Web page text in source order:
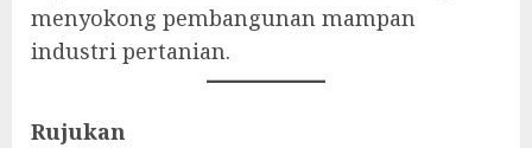
menyokong pembangunan mampan
industri pertanian.
Rujukan